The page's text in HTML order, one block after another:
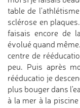
table de
sclérose en
faisais encore de
évolué quand
centre de
peu. Puis après
rééducatio je
plus bouger dans
à la mer à la